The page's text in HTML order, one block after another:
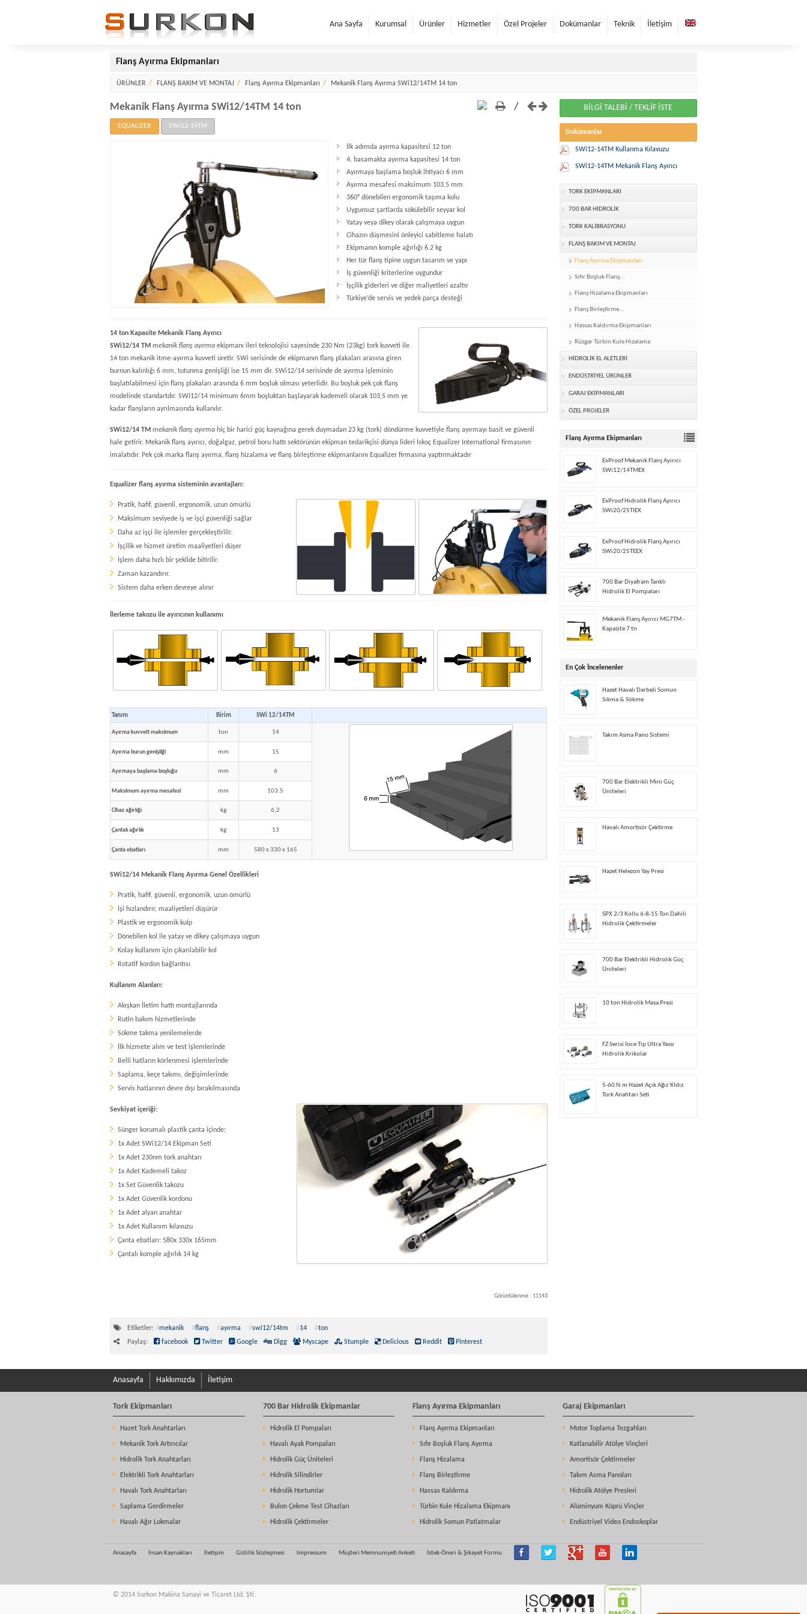
Ana Sayfa Kurumsal Ürünler Hizmetler Özel Projeler Dokümanlar Teknik İletişim
Flanş Ayırma Ekipmanları
ÜRÜNLER FLANŞ BAKIM VE MONTAJ Flanş Ayırma Ekipmanları Mekanik Flanş Ayırma SWi12/14TM 14 ton
/
Mekanik Flanş Ayırma SWi12/14TM 14 ton
EQUALIZER SWi12-14TM
İlk adımda ayırma kapasitesi 12 ton
4. basamakta ayırma kapasitesi 14 ton
Ayırmaya başlama boşluk ihtiyacı 6 mm
Ayırma mesafesi maksimum 103.5 mm
360° dönebilen ergonomik taşıma kolu
Uygunsuz şartlarda sökülebilir seyyar kol
Yatay veya dikey olarak çalışmaya uygun
Cihazın düşmesini önleyici sabitleme halatı
Ekipmanın komple ağırlığı 6.2 kg
Her tür flanş tipine uygun tasarım ve yapı
İş güvenliği kriterlerine uygundur
İşçilik giderleri ve diğer maliyetleri azaltır
Türkiye’de servis ve yedek parça desteği
14 ton Kapasite Mekanik Flanş Ayırıcı
SWi12/14 TM mekanik flanş ayırma ekipmanı ileri teknolojisi sayesinde 230 Nm (23kg) tork kuvveti ile
14 ton mekanik itme-ayırma kuvveti üretir. SWi serisinde de ekipmanın flanş plakaları arasına giren
burnun kalınlığı 6 mm, tutunma genişliği ise 15 mm dir. SWi12/14 serisinde de ayırma işleminin
başlatılabilmesi için flanş plakaları arasında 6 mm boşluk olması yeterlidir. Bu boşluk pek çok flanş
modelinde standartdır. SWi12/14 minimum 6mm boşluktan başlayarak kademeli olarak 103,5 mm ye
kadar flanşların ayrılmasında kullanılır.
SWi12/14 TM mekanik flanş ayırma hiç bir harici güç kaynağına gerek duymadan 23 kg (tork) döndürme kuvvetiyle flanş ayırmayı basit ve güvenli
hale getirir. Mekanik flanş ayırıcı, doğalgaz, petrol boru hattı sektörünün ekipman tedarikçisi dünya lideri İskoç Equalizer International firmasının
imalatıdır. Pek çok marka flanş ayırma, flanş hizalama ve flanş birleştirme ekipmanlarını Equalizer firmasına yaptırmaktadır
Equalizer flanş ayırma sisteminin avantajları:
Pratik, hafif, güvenli, ergonomik, uzun ömürlü
Maksimum seviyede iş ve işçi güvenliği sağlar
Daha az işçi ile işlemler gerçekleştirilir.
İşçilik ve hizmet üretim maaliyetleri düşer
İşlem daha hızlı bir şekilde bitirilir.
Zaman kazandırır.
Sistem daha erken devreye alınır
İlerleme takozu ile ayırıcının kullanımı
Tanım Birim SWi 12/14TM
Ayırma kuvveti maksimum ton 14
Ayırma burun genişliği mm 15
Ayırmaya başlama boşluğu mm 6
Maksimum ayırma mesafesi mm 103.5
Cihaz ağırlığı kg 6,2
Çantalı ağırlık kg 13
Çanta ebatları mm 580 x 330 x 165
SWi12/14 Mekanik Flanş Ayırma Genel Özellikleri
Pratik, hafif, güvenli, ergonomik, uzun ömürlü
İşi hızlandırır, maaliyetleri düşürür
Plastik ve ergonomik kulp
Dönebilen kol ile yatay ve dikey çalışmaya uygun
Kolay kullanım için çıkarılabilir kol
Rotatif kordon bağlantısı
Kullanım Alanları:
Akışkan İletim hattı montajlarında
Rutin bakım hizmetlerinde
Sökme takma yenilemelerde
İlk hizmete alım ve test işlemlerinde
Belli hatların körlenmesi işlemlerinde
Saplama, keçe takımı, değişimlerinde
Servis hatlarının devre dışı bırakılmasında
Sevkiyat içeriği:
Sünger korumalı plastik çanta içinde;
1x Adet SWi12/14 Ekipman Seti
1x Adet 230nm tork anahtarı
1x Adet Kademeli takoz
1x Set Güvenlik takozu
1x Adet Güvenlik kordonu
1x Adet alyan anahtar
1x Adet Kullanım kılavuzu
Çanta ebatları: 580x 330x 165mm
Çantalı komple ağırlık 14 kg
Görüntülenme : 11143
Etiketler: #mekanik #flanş #ayırma #swi12/14tm #14 #ton
Paylaş:
facebook Twitter Google Digg Myscape Stumple Delicious Reddit Pinterest
BİLGİ TALEBİ / TEKLİF İSTE
Dokümanlar
SWi12-14TM Kullanma Kılavuzu
SWi12-14TM Mekanik Flanş Ayırıcı
TORK EKİPMANLARI
700 BAR HİDROLİK
TORK KALİBRASYONU
FLANŞ BAKIM VE MONTAJ
Flanş Ayırma Ekipmanları
Sıfır Boşluk Flanş...
Flanş Hizalama Ekipmanları
Flanş Birleştirme...
Hassas Kaldırma Ekipmanları
Rüzgar Türbin Kule Hizalama
HİDROLİK EL ALETLERİ
ENDÜSTRİYEL ÜRÜNLER
GARAJ EKİPMANLARI
ÖZEL PROJELER
Flanş Ayırma Ekipmanları
ExProof Mekanik Flanş Ayırıcı
SWi12/14TMEX
ExProof Hidrolik Flanş Ayırıcı
SWi20/25TIEX
ExProof Hidrolik Flanş Ayırıcı
SWi20/25TEEX
700 Bar Diyafram Tanklı
Hidrolik El Pompaları
Mekanik Flanş Ayırıcı MG7TM -
Kapasite 7 tn
En Çok İncelenenler
Hazet Havalı Darbeli Somun
Sıkma & Sökme
Takım Asma Pano Sistemi
700 Bar Elektrikli Mini Güç
Üniteleri
Havalı Amortisör Çektirme
Hazet Helezon Yay Presi
SPX 2/3 Kollu 6-8-15 Ton Dahili
Hidrolik Çektirmeler
700 Bar Elektrikli Hidrolik Güç
Üniteleri
10 ton Hidrolik Masa Presi
FZ Serisi İnce Tip Ultra Yassı
Hidrolik Krikolar
5-60 N.m Hazet Açık Ağız Yıldız
Tork Anahtarı Seti
Anasayfa Hakkımızda İletişim
Tork Ekipmanları
Hazet Tork Anahtarları
Mekanik Tork Artırıcılar
Hidrolik Tork Anahtarları
Elektrikli Tork Anahtarları
Havalı Tork Anahtarları
Saplama Gerdirmeler
Havalı Ağır Lokmalar
700 Bar Hidrolik Ekipmanlar
Hidrolik El Pompaları
Havalı Ayak Pompaları
Hidrolik Güç Üniteleri
Hidrolik Silindirler
Hidrolik Hortumlar
Bulon Çekme Test Cihazları
Hidrolik Çektirmeler
Flanş Ayırma Ekipmanları
Flanş Ayırma Ekipmanları
Sıfır Boşluk Flanş Ayırma
Flanş Hizalama
Flanş Birleştirme
Hassas Kaldırma
Türbin Kule Hizalama Ekipmanı
Hidrolik Somun Patlatmalar
Garaj Ekipmanları
Motor Toplama Tezgahları
Katlanabilir Atölye Vinçleri
Amortisör Çektirmeler
Takım Asma Panoları
Hidrolik Atölye Presleri
Alüminyum Köprü Vinçler
Endüstriyel Video Endoskoplar
Anasayfa İnsan Kaynakları İletişim Gizlilik Sözleşmesi Impressum Müşteri Memnuniyeti Anketi İstek-Öneri & Şikayet Formu
© 2014 Surkon Makina Sanayi ve Ticaret Ltd. Şti.